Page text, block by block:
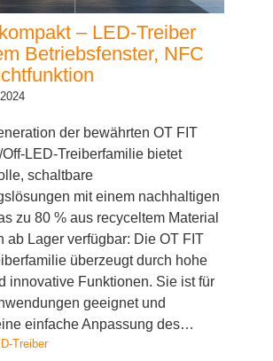
– LED-Treiber
Betriebsfenster, NFC
der bewährten OT FIT
LED-Treiberfamilie bietet
schaltbare
mit einem nachhaltigen
zu 80 % aus recyceltem Material
ab Lager verfügbar: Die OT FIT
überzeugt durch hohe
innovative Funktionen. Sie ist für
geeignet und
einfache Anpassung des…
Treiber